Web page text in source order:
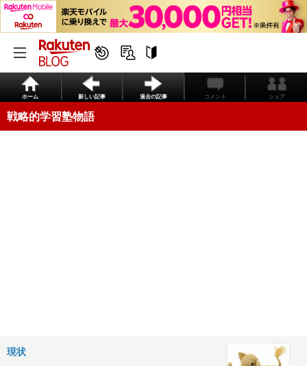
ホーム 新しい記事 過去の記事 コメント シェア
戦略的学習塾物語
現状